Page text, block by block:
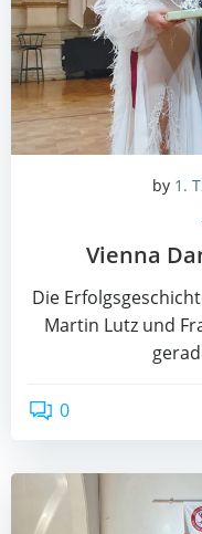
by 1.
Vien­na
Die
Mar­tin Lutz und
0